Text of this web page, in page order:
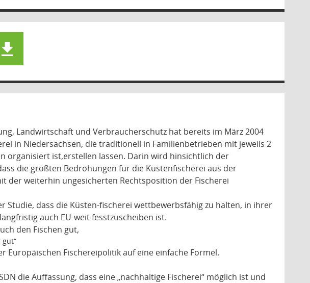
Landwirtschaft und Verbraucherschutz hat bereits im März 2004
in Niedersachsen, die traditionell in Familienbetrieben mit jeweils 2
organisiert ist,erstellen lassen. Darin wird hinsichtlich der
die größten Bedrohungen für die Küstenfischerei aus der
der weiterhin ungesicherten Rechtsposition der Fischerei
Studie, dass die Küsten-fischerei wettbewerbsfähig zu halten, in ihrer
auch EU-weit fesstzuscheiben ist.
den Fischen gut,
Europäischen Fischereipolitik auf eine einfache Formel.
die Auffassung, dass eine „nachhaltige Fischerei“ möglich ist und